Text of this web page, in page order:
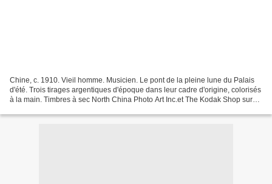
Chine, c. 1910. Vieil homme. Musicien. Le pont de la pleine lune du Palais
d'été. Trois tirages argentiques d'époque dans leur cadre d'origine, colorisés
à la main. Timbres à sec North China Photo Art Inc.et The Kodak Shop sur